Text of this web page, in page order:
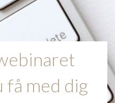
få med dig